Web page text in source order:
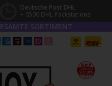
Deutsche Post DHL
+ 6500 DHL Packstations
SORTIMENT